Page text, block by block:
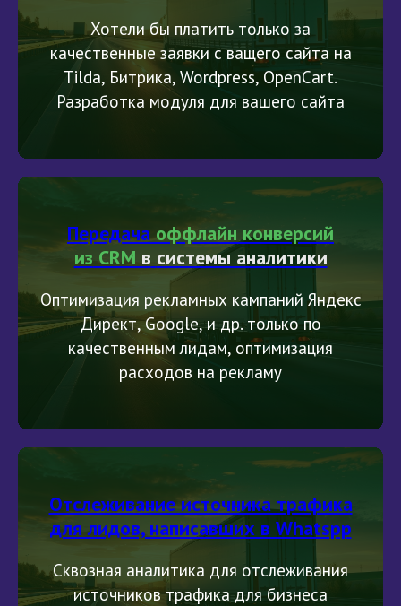
Хотели бы платить только за
качественные заявки с ващего сайта на
Tilda, Битрика, Wordpress, OpenCart.
Разработка модуля для вашего сайта
Передачаоффлайн конверсий
из CRM в системы аналитики
Оптимизация рекламных кампаний Яндекс
Директ, Google, и др. только по
качественным лидам, оптимизация
расходов на рекламу
Отслеживание источника трафика
для лидов, написавших в Whatspp
Сквозная аналитика для отслеживания
источников трафика для бизнеса